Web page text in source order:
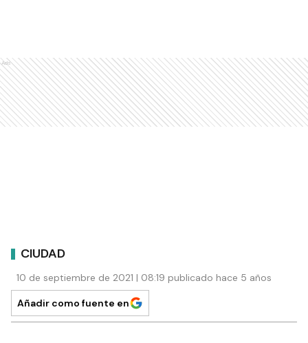
Ads
CIUDAD
10 de septiembre de 2021 | 08:19 publicado hace 5 años
Añadir como fuente en